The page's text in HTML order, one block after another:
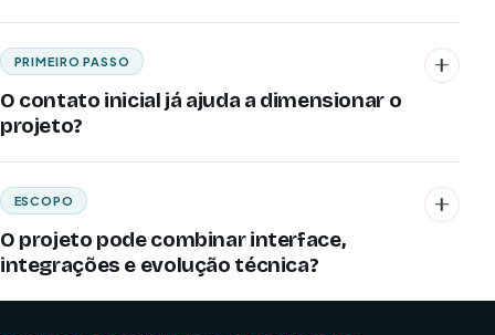
PRIMEIRO PASSO
O contato inicial já ajuda a dimensionar o
projeto?
ESCOPO
O projeto pode combinar interface,
integrações e evolução técnica?